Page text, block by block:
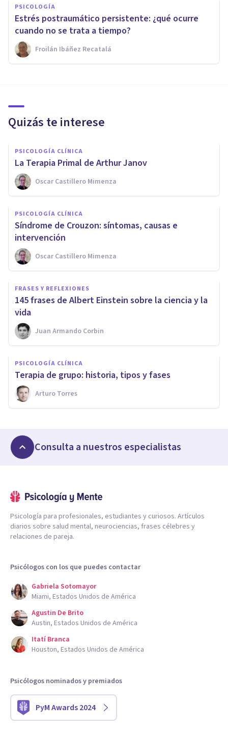
PSICOLOGÍA
Estrés postraumático persistente: ¿qué ocurre
cuando no se trata a tiempo?
Froilán Ibáñez Recatalá
Quizás te interese
PSICOLOGÍA CLÍNICA
​La Terapia Primal de Arthur Janov
Oscar Castillero Mimenza
PSICOLOGÍA CLÍNICA
Síndrome de Crouzon: síntomas, causas e
intervención
Oscar Castillero Mimenza
FRASES Y REFLEXIONES
145 frases de Albert Einstein sobre la ciencia y la
vida
Juan Armando Corbin
PSICOLOGÍA CLÍNICA
Terapia de grupo: historia, tipos y fases
Arturo Torres
Consulta a nuestros especialistas
Psicología para profesionales, estudiantes y curiosos. Artículos
diarios sobre salud mental, neurociencias, frases célebres y
relaciones de pareja.
Psicólogos con los que puedes contactar
Gabriela Sotomayor
Miami, Estados Unidos de América
Agustin De Brito
Austin, Estados Unidos de América
Itatí Branca
Houston, Estados Unidos de América
Psicólogos nominados y premiados
PyM Awards 2024